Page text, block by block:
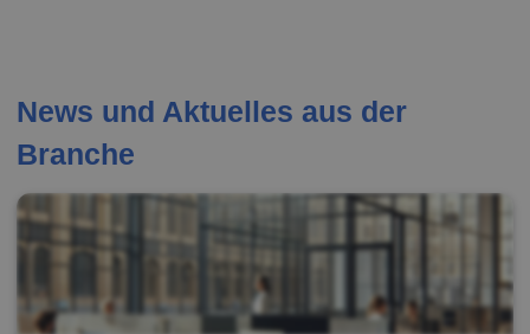
News und Aktuelles aus der
Branche